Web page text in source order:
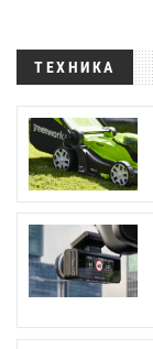
ТЕХНИКА